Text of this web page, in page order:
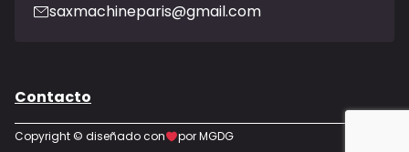
saxmachineparis@gmail.com
Contacto
Copyright © diseñado con por MGDG